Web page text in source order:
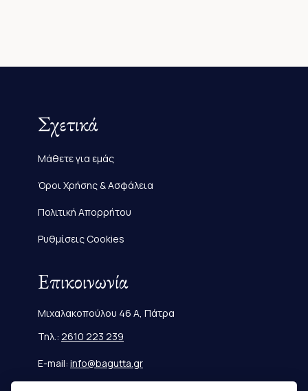
Σχετικά
Μάθετε για εμάς
Όροι Χρήσης & Ασφάλεια
Πολιτική Απορρήτου
Ρυθμίσεις Cookies
Επικοινωνία
Μιχαλακοπούλου 46 Α, Πάτρα
Τηλ.: 2610 223 239
E-mail: info@bagutta.gr